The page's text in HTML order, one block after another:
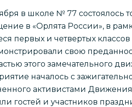
в школе № 77 состоялось
в «Орлята России», в
первых и четвертых классов
свою
этого замечательного
началось с
активистами
гостей и участников